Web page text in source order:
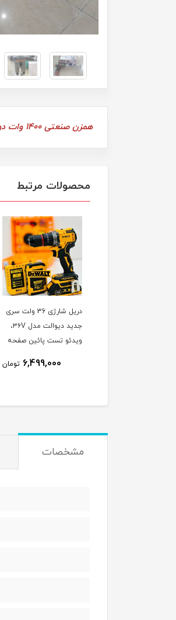
همزن صنعتی 1400 وات دوقلوی زوبر مدل KEHM150s
محصولات مرتبط
دریل شارژی 36 ولت سری
جدید دیوالت مدل ۳۶V،
ویدئو تست پائین صفحه
6,499,000 تومان
مشخصات